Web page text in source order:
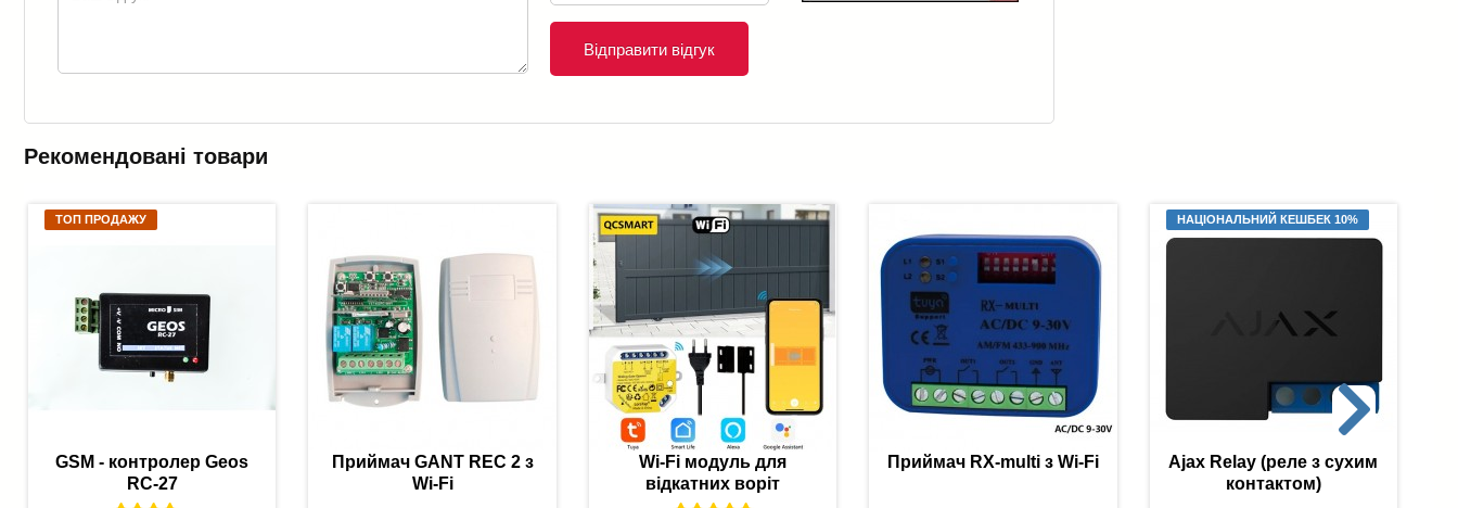
Відправити відгук
Рекомендовані товари
ТОП ПРОДАЖУ
GSM - контролер Geos
RC-27
Приймач GANT REC 2 з
Wi-Fi
Wi-Fi модуль для
відкатних воріт
Приймач RX-multi з Wi-Fi
НАЦІОНАЛЬНИЙ КЕШБЕК 10%
Ajax Relay (реле з сухим
контактом)